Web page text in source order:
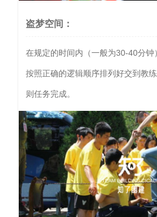
盗梦空间：
在规定的时间内（一般为30-40分
按照正确的逻辑顺序排列好交到教
则任务完成。